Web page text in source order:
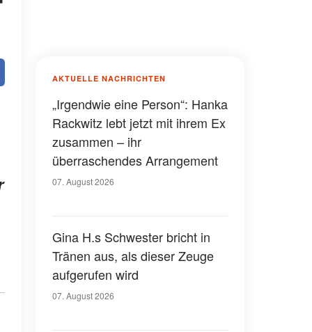
AKTUELLE NACHRICHTEN
„Irgendwie eine Person“: Hanka
Rackwitz lebt jetzt mit ihrem Ex
zusammen – ihr
überraschendes Arrangement
07. August 2026
Gina H.s Schwester bricht in
Tränen aus, als dieser Zeuge
aufgerufen wird
07. August 2026